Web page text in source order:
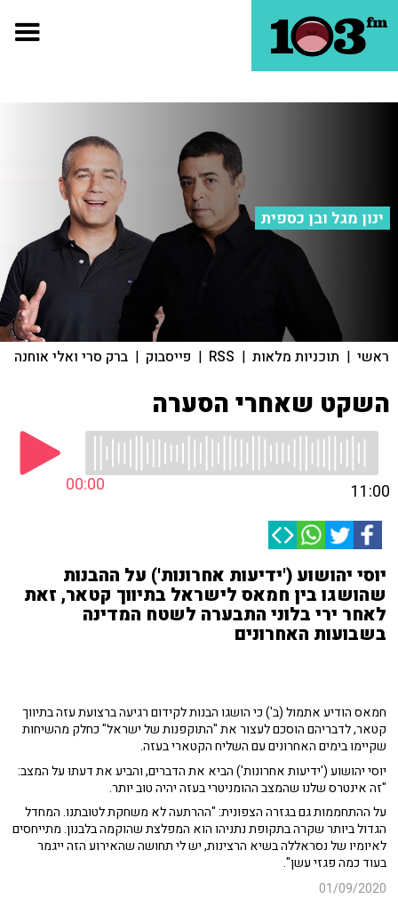
ינון מגל ובן כספית
ראשי | תוכניות מלאות |
RSS
| פייסבוק | ברק סרי ואלי אוחנה
השקט שאחרי הסערה
00:00 11:00
יוסי יהושוע ('ידיעות אחרונות') על ההבנות
שהושגו בין חמאס לישראל בתיווך קטאר, זאת
לאחר ירי בלוני התבערה לשטח המדינה
בשבועות האחרונים
חמאס הודיע אתמול (ב') כי הושגו הבנות לקידום רגיעה ברצועת עזה בתיווך
קטאר, לדבריהם הוסכם לעצור את "התוקפנות של ישראל" כחלק מהשיחות
שקיימו בימים האחרונים עם השליח הקטארי בעזה.
יוסי יהושוע ('ידיעות אחרונות') הביא את הדברים, והביע את דעתו על המצב:
"זה אינטרס שלנו שהמצב ההומניטרי בעזה יהיה טוב יותר.
על ההתחממות גם בגזרה הצפונית: "ההרתעה לא משחקת לטובתנו. המחדל
הגדול ביותר שקרה בתקופת נתניהו הוא המפלצת שהוקמה בלבנון. מתייחסים
לאיומיו של נסראללה בשיא הרצינות, יש לי תחושה שהאירוע הזה ייגמר
בעוד כמה פגזי עשן".
01/09/2020